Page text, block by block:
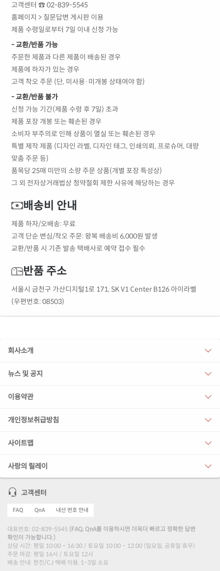
고객센터 ☎ 02-839-5545
홈페이지 > 질문답변 게시판 이용
제품 수령일로부터 7일 이내 신청 가능
- 교환/반품 가능
주문한 제품과 다른 제품이 배송된 경우
제품에 하자가 있는 경우
고객 착오 주문 (단, 미사용·미개봉 상태여야 함)
- 교환/반품 불가
신청 가능 기간(제품 수령 후 7일) 초과
제품 포장 개봉 또는 훼손된 경우
소비자 부주의로 인해 상품이 멸실 또는 훼손된 경우
특별 제작 제품 (디자인 라벨, 디자인 태그, 인쇄의뢰, 프로슈머, 대량
맞춤 주문 등)
품목당 25매 미만의 소량 주문 상품(개별 포장 특성상)
그 외 전자상거래법상 청약철회 제한 사유에 해당하는 경우
배송비 안내
제품 하자/오배송: 무료
고객 단순 변심/착오 주문: 왕복 배송비 6,000원 발생
교환/반품 시 기존 발송 택배사로 예약 접수 필수
반품 주소
서울시 금천구 가산디지털1로 171, SK V1 Center B126 아이라벨
(우편번호: 08503)
회사소개
뉴스 및 공지
이용약관
개인정보취급방침
사이트맵
사랑의 릴레이
고객센터
FAQ QnA 내선 번호 안내
대표번호: 02-839-5545 (FAQ, QnA를 이용하시면 더욱더 빠르고 정확한 답변
확인이 가능합니다.)
상담 시간: 평일 10:00 ~ 16:30 / 토요일 10:00 ~ 12:00 (일요일, 공휴일 휴무)
주문 마감: 평일 16시 / 토요일 12시
배송 안내: 한진/CJ 택배 이용, 1~3일 소요